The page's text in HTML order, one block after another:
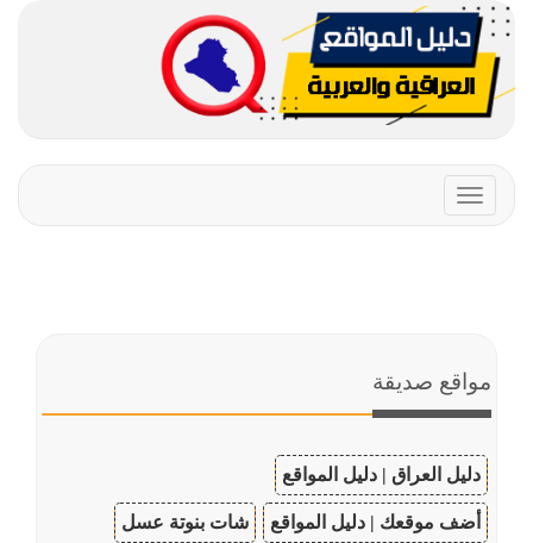
Toggle
navigation
مواقع صديقة
دليل العراق | دليل المواقع
أضف موقعك | دليل المواقع شات بنوتة عسل